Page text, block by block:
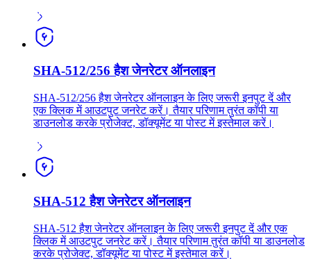
SHA-512/256 हैश जेनरेटर ऑनलाइन
SHA-512/256 हैश जेनरेटर ऑनलाइन के लिए जरूरी इनपुट दें और
एक क्लिक में आउटपुट जनरेट करें। तैयार परिणाम तुरंत कॉपी या
डाउनलोड करके प्रोजेक्ट, डॉक्यूमेंट या पोस्ट में इस्तेमाल करें।
SHA-512 हैश जेनरेटर ऑनलाइन
SHA-512 हैश जेनरेटर ऑनलाइन के लिए जरूरी इनपुट दें और एक
क्लिक में आउटपुट जनरेट करें। तैयार परिणाम तुरंत कॉपी या डाउनलोड
करके प्रोजेक्ट, डॉक्यूमेंट या पोस्ट में इस्तेमाल करें।